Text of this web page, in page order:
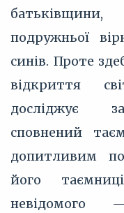
подружньої
синів. Проте
відкриття
досліджує
сповнений
допитливим
його
невідомого